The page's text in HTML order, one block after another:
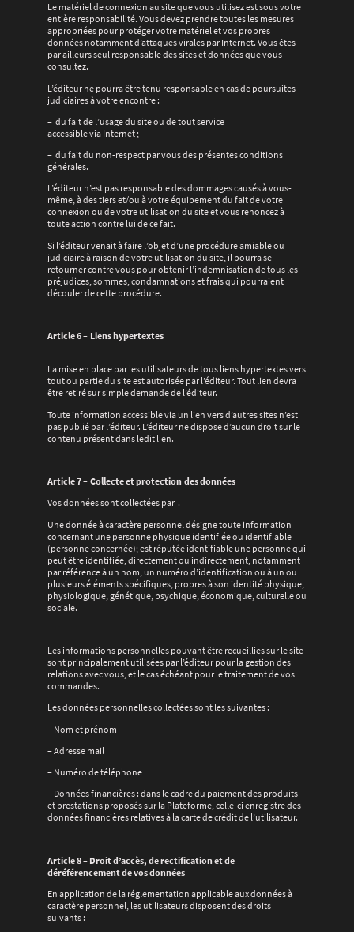
Le matériel de connexion au site que vous utilisez est sous votre
entière responsabilité. Vous devez prendre toutes les mesures
appropriées pour protéger votre matériel et vos propres
données notamment d’attaques virales par Internet. Vous êtes
par ailleurs seul responsable des sites et données que vous
consultez.
L’éditeur ne pourra être tenu responsable en cas de poursuites
judiciaires à votre encontre :
– du fait de l’usage du site ou de tout service
accessible via Internet ;
– du fait du non-respect par vous des présentes conditions
générales.
L’éditeur n’est pas responsable des dommages causés à vous-
même, à des tiers et/ou à votre équipement du fait de votre
connexion ou de votre utilisation du site et vous renoncez à
toute action contre lui de ce fait.
Si l’éditeur venait à faire l’objet d’une procédure amiable ou
judiciaire à raison de votre utilisation du site, il pourra se
retourner contre vous pour obtenir l’indemnisation de tous les
préjudices, sommes, condamnations et frais qui pourraient
découler de cette procédure.
Article 6 – Liens hypertextes
La mise en place par les utilisateurs de tous liens hypertextes vers
tout ou partie du site est autorisée par l’éditeur. Tout lien devra
être retiré sur simple demande de l’éditeur.
Toute information accessible via un lien vers d’autres sites n’est
pas publié par l’éditeur. L’éditeur ne dispose d’aucun droit sur le
contenu présent dans ledit lien.
Article 7 – Collecte et protection des données
Vos données sont collectées par .
Une donnée à caractère personnel désigne toute information
concernant une personne physique identifiée ou identifiable
(personne concernée); est réputée identifiable une personne qui
peut être identifiée, directement ou indirectement, notamment
par référence à un nom, un numéro d’identification ou à un ou
plusieurs éléments spécifiques, propres à son identité physique,
physiologique, génétique, psychique, économique, culturelle ou
sociale.
Les informations personnelles pouvant être recueillies sur le site
sont principalement utilisées par l’éditeur pour la gestion des
relations avec vous, et le cas échéant pour le traitement de vos
commandes.
Les données personnelles collectées sont les suivantes :
– Nom et prénom
– Adresse mail
– Numéro de téléphone
– Données financières : dans le cadre du paiement des produits
et prestations proposés sur la Plateforme, celle-ci enregistre des
données financières relatives à la carte de crédit de l’utilisateur.
Article 8 – Droit d’accès, de rectification et de
déréférencement de vos données
En application de la réglementation applicable aux données à
caractère personnel, les utilisateurs disposent des droits
suivants :